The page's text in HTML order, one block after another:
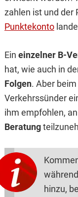
zahlen ist und der
Punktekonto
Ein einzelner B-
hat, wie auch in
Folgen. Aber beim
Verkehrssünder
ihm empfohlen,
Beratung
hinzu,